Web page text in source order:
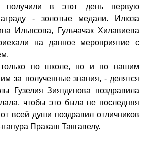
получили в этот день первую
- золотые медали. Илюза
Ильясова, Гульчачак Хилавиева
на данное мероприятие с
только по школе, но и по нашим
за полученные знания, - делятся
Гузелия Зиятдинова поздравила
чтобы это была не последняя
всей души поздравил отличников
Пракаш Тангавелу.